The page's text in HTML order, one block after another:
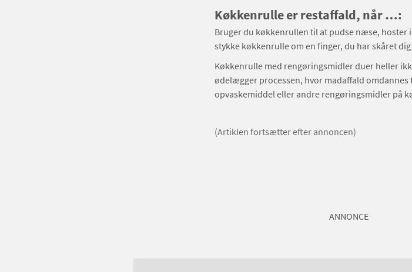
Køkkenrulle er restaffald, når …:
Bruger du køkkenrullen til at pudse næse,
stykke køkkenrulle om en finger, du har skåret
Køkkenrulle med rengøringsmidler duer heller
ødelægger processen, hvor madaffald omdannes
opvaskemiddel eller andre rengøringsmidler på
(Artiklen fortsætter efter annoncen)
ANNONCE